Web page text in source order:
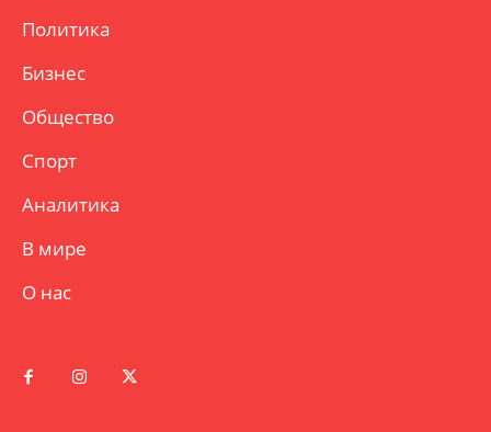
Политика
Бизнес
Общество
Спорт
Аналитика
В мире
О нас